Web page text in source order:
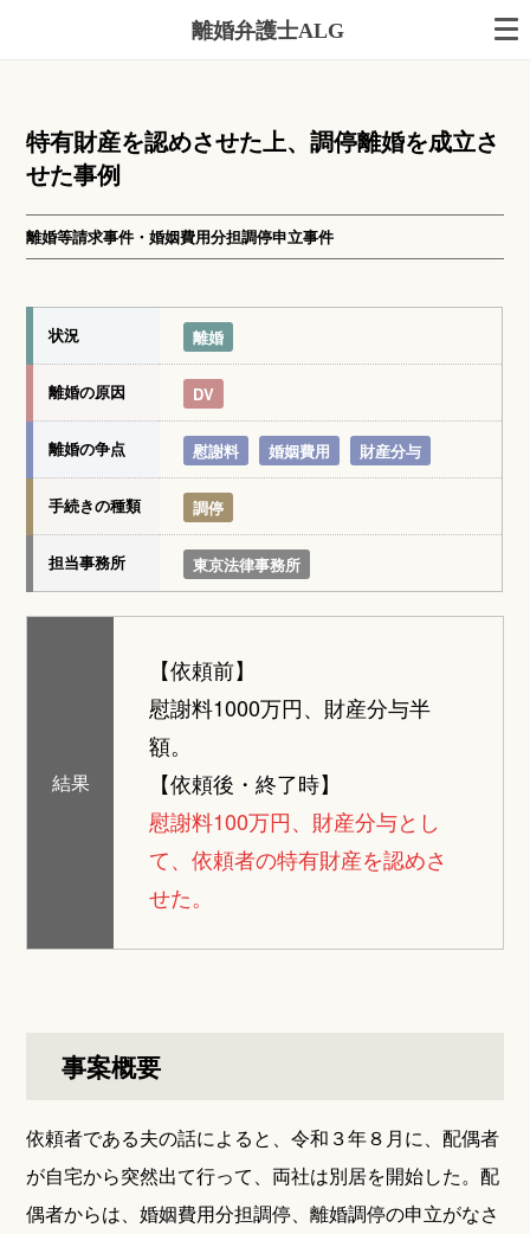
離婚弁護士ALG
特有財産を認めさせた上、調停離婚を成立さ
せた事例
離婚等請求事件・婚姻費用分担調停申立事件
状況 離婚
離婚の原因 DV
離婚の争点 慰謝料 婚姻費用 財産分与
手続きの種類 調停
担当事務所 東京法律事務所
結果
【依頼前】
慰謝料1000万円、財産分与半
額。
【依頼後・終了時】
慰謝料100万円、財産分与とし
て、依頼者の特有財産を認めさ
せた。
事案概要
依頼者である夫の話によると、令和３年８月に、配偶者
が自宅から突然出て行って、両社は別居を開始した。配
偶者からは、婚姻費用分担調停、離婚調停の申立がなさ